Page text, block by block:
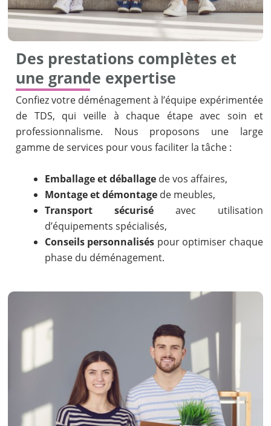
Des prestations complètes et
une grande expertise
Confiez votre déménagement à l’équipe expérimentée
de TDS, qui veille à chaque étape avec soin et
professionnalisme. Nous proposons une large
gamme de services pour vous faciliter la tâche :
Emballage et déballage de vos affaires,
Montage et démontage de meubles,
Transport sécuriséavec utilisation
d’équipements spécialisés,
Conseils personnalisés pour optimiser chaque
phase du déménagement.